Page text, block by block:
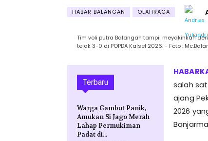
HABAR BALANGAN OLAHRAGA
Tim voli putra Balangan tampil meyakinkan
telak 3-0 di POPDA Kalsel 2026. - Foto :
Terbaru
Warga Gambut Panik,
Amukan Si Jago Merah
Lahap Permukiman
Padat di...
salah
ajang
2026